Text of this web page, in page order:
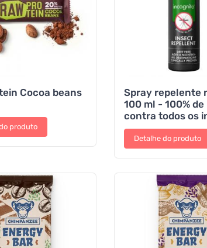
Cocoa beans
produto
Spray repelente
100 ml - 100%
contra todos os
Detalhe do produto